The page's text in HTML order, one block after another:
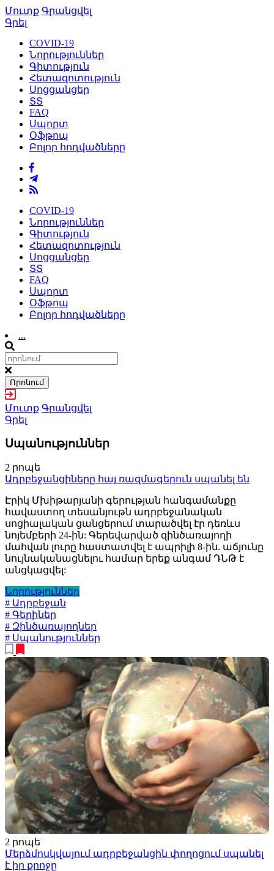
Մուտք Գրանցվել
Գրել
COVID-19
Նորություններ
Գիտություն
Հետազոտություն
Սոցցանցեր
ՏՏ
FAQ
Սպորտ
Օֆթոպ
Բոլոր հոդվածները
COVID-19
Նորություններ
Գիտություն
Հետազոտություն
Սոցցանցեր
ՏՏ
FAQ
Սպորտ
Օֆթոպ
Բոլոր հոդվածները
...
Որոնում
Մուտք Գրանցվել
Գրել
Սպանություններ
2 րոպե
Ադրբեջանցիները հայ ռազմագերուն սպանել են
Էրիկ Մխիթարյանի գերության հանգամանքը
հավաստող տեսանյութն ադրբեջանական
սոցիալական ցանցերում տարածվել էր դեռևս
նոյեմբերի 24-ին: Գերեվարված զինծառայողի
մահվան լուրը հաստատվել է ապրիլի 8-ին. աճյունը
նույնականացնելու համար երեք անգամ ԴՆԹ է
անցկացվել:
Նորություններ
# Ադրբեջան
# Գերիներ
# Զինծառայողներ
# Սպանություններ
2 րոպե
Մերձմոսկվայում ադրբեջանցին փողոցում սպանել
է իր քրոջը